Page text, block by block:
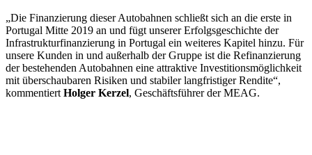
„Die Finanzierung dieser Autobahnen schließt sich an die erste in
Portugal Mitte 2019 an und fügt unserer Erfolgsgeschichte der
Infrastrukturfinanzierung in Portugal ein weiteres Kapitel hinzu. Für
unsere Kunden in und außerhalb der Gruppe ist die Refinanzierung
der bestehenden Autobahnen eine attraktive Investitionsmöglichkeit
mit überschaubaren Risiken und stabiler langfristiger Rendite“,
kommentiertHolger Kerzel, Geschäftsführer der MEAG.